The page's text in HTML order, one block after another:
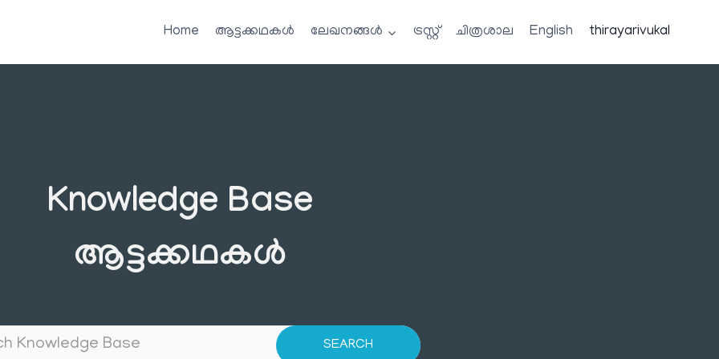
Home ആട്ടക്കഥകൾ ലേഖനങ്ങൾ ട്രസ്റ്റ് ചിത്രശാല English thirayarivukal
Knowledge Base
ആട്ടക്കഥകൾ